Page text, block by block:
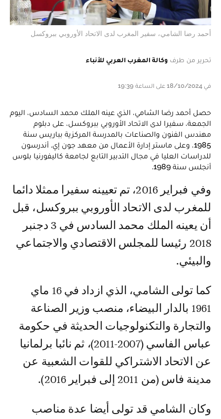
أحمد رضا الشامي، سفير المغرب لدى الاتحاد الأوروبي ببروكسل
تحرير من طرف وكالة المغرب العربي للأنباء
في 18/10/2024 على الساعة 19:39
حصل أحمد رضا الشامي، الذي عينه الملك محمد السادس، اليوم
الجمعة، سفيرا لدى الاتحاد الأوروبي ببروكسل، على دبلوم
مهندس الفنون والصناعات بالمدرسة المركزية بباريس سنة
1985، وعلى ماستر إدارة الأعمال من معهد جون إي. أندرسون
للدراسات العليا في مجال التدبير التابع لجامعة كاليفورنيا بلوس
أنجلس سنة 1989.
وفي فبراير 2016، تم تعيينه سفيرا ممثلا دائما
للمغرب لدى الاتحاد الأوروبي ببروكسل، قبل
أن يعينه الملك محمد السادس في 3 دجنبر
2018 رئيسا للمجلس الاقتصادي والاجتماعي
والبيئي.
كما تولى الشامي، الذي ازداد في 16 ماي
1961 بالدار البيضاء، منصب وزير الصناعة
والتجارة والتكنولوجيات الحديثة في حكومة
عباس الفاسي (2007-2011)، ثم نائبا برلمانيا
عن الاتحاد الاشتراكي للقوات الشعبية عن
مدينة فاس (من 2011 إلى فبراير 2016).
وكان الشامي قد تولى أيضا عدة مناصب